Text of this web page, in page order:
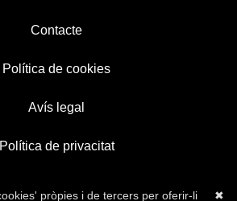
Contacte
Política de cookies
Avís legal
Política de privacitat
✖
pròpies i de tercers per oferir-li